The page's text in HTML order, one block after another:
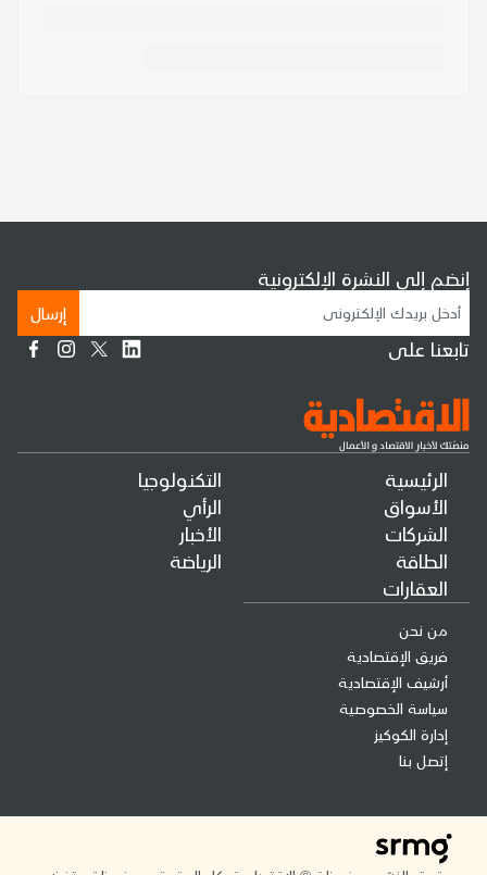
الرئيسية
الأسواق
الشركات
الطاقة
العقارات
التكنولوجيا
الرأي
الأخبار
الرياضة
من نحن
فريق الإقتصادية
أرشيف الإقتصادية
سياسة الخصوصية
إدارة الكوكيز
إتصل بنا
إنضم إلى النشرة الإلكترونية
إرسال
تابعنا على